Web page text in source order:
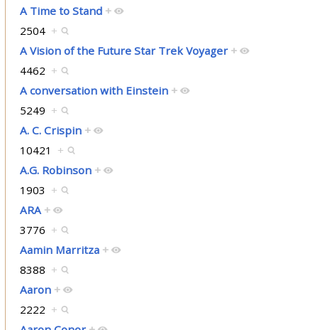
A Time to Stand +
2504 +
A Vision of the Future Star Trek Voyager +
4462 +
A conversation with Einstein +
5249 +
A. C. Crispin +
10421 +
A.G. Robinson +
1903 +
ARA +
3776 +
Aamin Marritza +
8388 +
Aaron +
2222 +